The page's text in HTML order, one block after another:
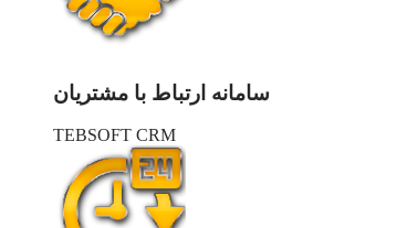
سامانه ارتباط با مشتریان
TEBSOFT CRM